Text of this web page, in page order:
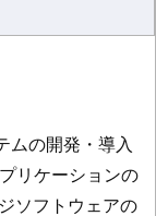
ムの開発・導入
リケーションの
ソフトウェアの